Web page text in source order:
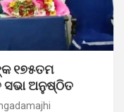
୧୭୫ତମ
ସଭା ଅନୁଷ୍ଠିତ